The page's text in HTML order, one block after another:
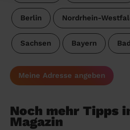
Berlin Nordrhein-
Sachsen Bayern
Meine Adresse angeben
Noch mehr Tipps
Magazin